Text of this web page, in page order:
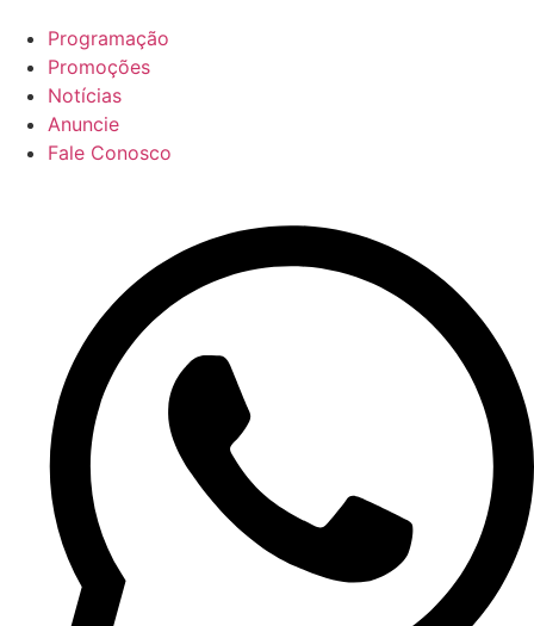
Programação
Promoções
Notícias
Anuncie
Fale Conosco